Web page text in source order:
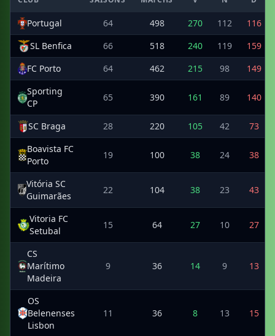
Portugal 64 498 270 112
116
SL Benfica
66 518 240 119
159
FC Porto
64 462 215 98
149
Sporting
CP
65 390 161 89 140
SC Braga 28 220 105 42
73
Boavista FC
Porto
19 100 38 24 38
Vitória SC
Guimarães
22 104 38 23 43
Vitoria FC
Setubal
15 64 27 10 27
CS
Marítimo
Madeira
9 36 14 9 13
OS
Belenenses
Lisbon
11 36 8 13 15